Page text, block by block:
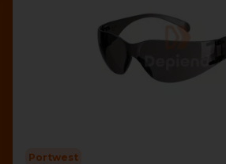
Portwest